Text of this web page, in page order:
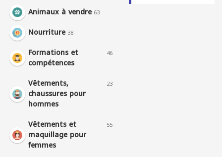
Animaux à vendre 63
Nourriture 38
Formations et
compétences
46
Vêtements,
chaussures pour
hommes
23
Vêtements et
maquillage pour
femmes
55